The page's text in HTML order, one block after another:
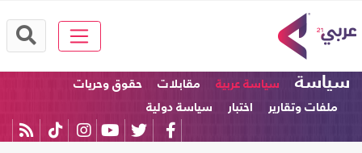
سياسة سياسة عربية مقابلات
حقوق وحريات
ملفات وتقارير
اختبار سياسة دولية